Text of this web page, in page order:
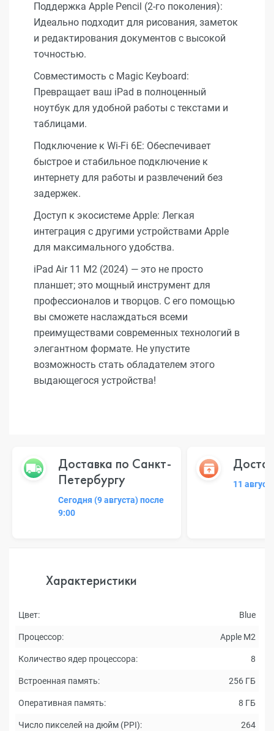
Поддержка Apple Pencil (2-го поколения):
Идеально подходит для рисования, заметок
и редактирования документов с высокой
точностью.
Совместимость с Magic Keyboard:
Превращает ваш iPad в полноценный
ноутбук для удобной работы с текстами и
таблицами.
Подключение к Wi-Fi 6E: Обеспечивает
быстрое и стабильное подключение к
интернету для работы и развлечений без
задержек.
Доступ к экосистеме Apple: Легкая
интеграция с другими устройствами Apple
для максимального удобства.
iPad Air 11 M2 (2024) — это не просто
планшет; это мощный инструмент для
профессионалов и творцов. С его помощью
вы сможете наслаждаться всеми
преимуществами современных технологий в
элегантном формате. Не упустите
возможность стать обладателем этого
выдающегося устройства!
Доставка по Санкт-
Петербургу
Сегодня (9 августа) после
9:00
11
Характеристики
Цвет: Blue
Процессор: Apple M2
Количество ядер процессора: 8
Встроенная память: 256 ГБ
Оперативная память: 8 ГБ
Число пикселей на дюйм (PPI): 264